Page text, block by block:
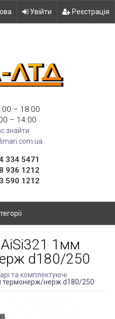
Увійти Реєстрація
– 18:00
– 14:00
знайти
334 5471
936 1212
590 1212
AiSi321 1мм
d180/250
та комплектуючі
термонерж/нерж d180/250